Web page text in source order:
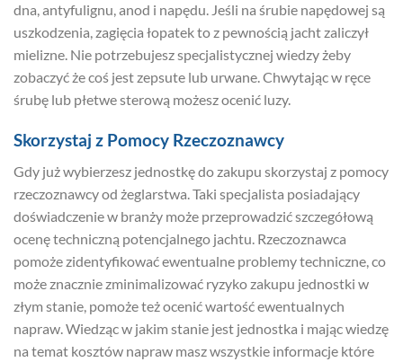
dna, antyfulignu, anod i napędu. Jeśli na śrubie napędowej są
uszkodzenia, zagięcia łopatek to z pewnością jacht zaliczył
mielizne. Nie potrzebujesz specjalistycznej wiedzy żeby
zobaczyć że coś jest zepsute lub urwane. Chwytając w ręce
śrubę lub płetwe sterową możesz ocenić luzy.
Skorzystaj z Pomocy Rzeczoznawcy
Gdy już wybierzesz jednostkę do zakupu skorzystaj z pomocy
rzeczoznawcy od żeglarstwa. Taki specjalista posiadający
doświadczenie w branży może przeprowadzić szczegółową
ocenę techniczną potencjalnego jachtu. Rzeczoznawca
pomoże zidentyfikować ewentualne problemy techniczne, co
może znacznie zminimalizować ryzyko zakupu jednostki w
złym stanie, pomoże też ocenić wartość ewentualnych
napraw. Wiedząc w jakim stanie jest jednostka i mając wiedzę
na temat kosztów napraw masz wszystkie informacje które